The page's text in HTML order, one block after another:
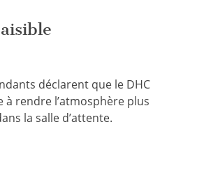
déclarent que le DHC
à rendre l’atmosphère plus
la salle d’attente.